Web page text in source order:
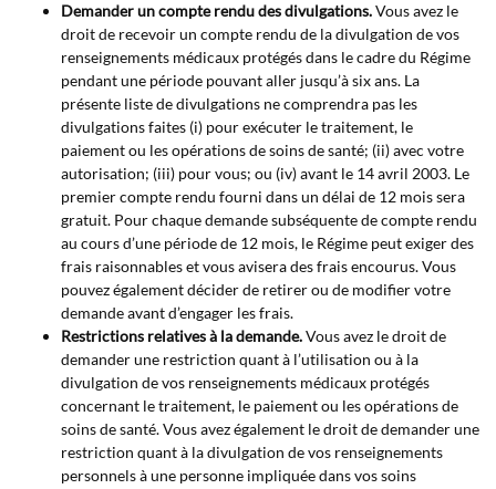
Demander un compte rendu des divulgations.Vous avez le
droit de recevoir un compte rendu de la divulgation de vos
renseignements médicaux protégés dans le cadre du Régime
pendant une période pouvant aller jusqu’à six ans. La
présente liste de divulgations ne comprendra pas les
divulgations faites (i) pour exécuter le traitement, le
paiement ou les opérations de soins de santé; (ii) avec votre
autorisation; (iii) pour vous; ou (iv) avant le 14 avril 2003. Le
premier compte rendu fourni dans un délai de 12 mois sera
gratuit. Pour chaque demande subséquente de compte rendu
au cours d’une période de 12 mois, le Régime peut exiger des
frais raisonnables et vous avisera des frais encourus. Vous
pouvez également décider de retirer ou de modifier votre
demande avant d’engager les frais.
Restrictions relatives à la demande.Vous avez le droit de
demander une restriction quant à l’utilisation ou à la
divulgation de vos renseignements médicaux protégés
concernant le traitement, le paiement ou les opérations de
soins de santé. Vous avez également le droit de demander une
restriction quant à la divulgation de vos renseignements
personnels à une personne impliquée dans vos soins